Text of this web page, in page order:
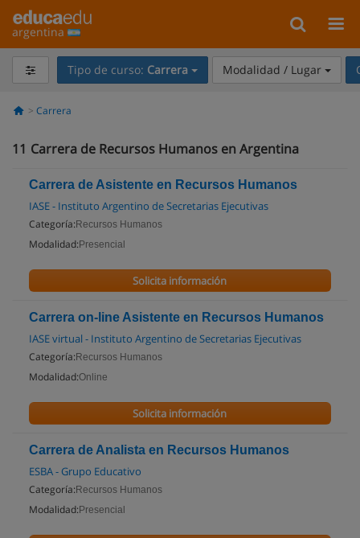
argentina
Tipo de curso: Carrera Modalidad / Lugar
Carrera
11 Carrera de Recursos Humanos en Argentina
Carrera de Asistente en Recursos Humanos
IASE - Instituto Argentino de Secretarias Ejecutivas
Categoría: Recursos Humanos
Modalidad: Presencial
Solicita información
Carrera on-line Asistente en Recursos Humanos
IASE virtual - Instituto Argentino de Secretarias Ejecutivas
Categoría: Recursos Humanos
Modalidad:Online
Solicita información
Carrera de Analista en Recursos Humanos
ESBA - Grupo Educativo
Categoría: Recursos Humanos
Modalidad: Presencial